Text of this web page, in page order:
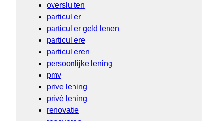
oversluiten
particulier
particulier geld lenen
particuliere
particulieren
persoonlijke lening
pmv
prive lening
privé lening
renovatie